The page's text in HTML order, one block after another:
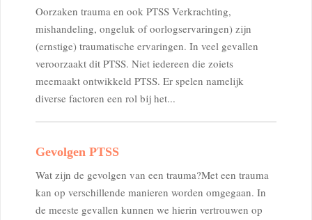
Oorzaken trauma en ook PTSS Verkrachting,
mishandeling, ongeluk of oorlogservaringen) zijn
(ernstige) traumatische ervaringen. In veel gevallen
veroorzaakt dit PTSS. Niet iedereen die zoiets
meemaakt ontwikkeld PTSS. Er spelen namelijk
diverse factoren een rol bij het...
Gevolgen PTSS
Wat zijn de gevolgen van een trauma?Met een trauma
kan op verschillende manieren worden omgegaan. In
de meeste gevallen kunnen we hierin vertrouwen op